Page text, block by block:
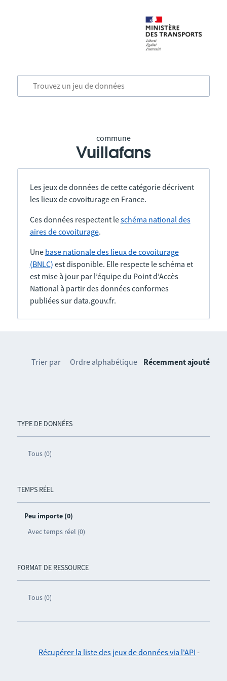
commune
Vuillafans
Les jeux de données de cette catégorie décrivent
les lieux de covoiturage en France.
Ces données respectent leschéma national des
aires de covoiturage.
Une base nationale des lieux de covoiturage
(BNLC) est disponible. Elle respecte le schéma et
est mise à jour par l’équipe du Point d’Accès
National à partir des données conformes
publiées sur data.gouv.fr.
TYPE DE DONNÉES
Tous (0)
TEMPS RÉEL
Peu importe (0)
Avec temps réel (0)
FORMAT DE RESSOURCE
Tous (0)
Trier par Ordre alphabétique Récemment ajouté
Récupérer la liste des jeux de données via l'API -